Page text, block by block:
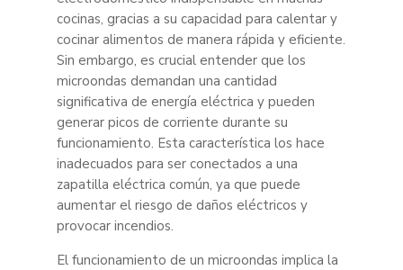
cocinas, gracias a su capacidad para calentar y
cocinar alimentos de manera rápida y eficiente.
Sin embargo, es crucial entender que los
microondas demandan una cantidad
significativa de energía eléctrica y pueden
generar picos de corriente durante su
funcionamiento. Esta característica los hace
inadecuados para ser conectados a una
zapatilla eléctrica común, ya que puede
aumentar el riesgo de daños eléctricos y
provocar incendios.
El funcionamiento de un microondas implica la